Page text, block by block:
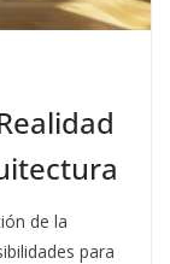
de la
para